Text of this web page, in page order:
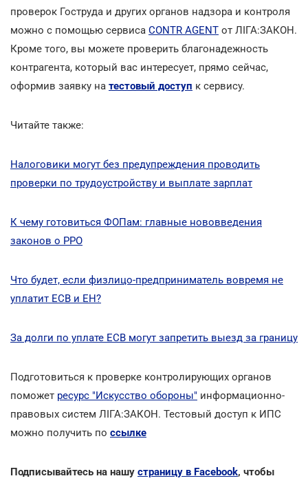
проверок Гоструда и других органов надзора и контроля
можно с помощью сервиса CONTR AGENT от ЛІГА:ЗАКОН.
Кроме того, вы можете проверить благонадежность
контрагента, который вас интересует, прямо сейчас,
оформив заявку на тестовый доступ к сервису.
Читайте также:
Налоговики могут без предупреждения проводить
проверки по трудоустройству и выплате зарплат
К чему готовиться ФОПам: главные нововведения
законов о РРО
Что будет, если физлицо-предприниматель вовремя не
уплатит ЕСВ и ЕН?
За долги по уплате ЕСВ могут запретить выезд за границу
Подготовиться к проверке контролирующих органов
поможет ресурс "Искусство обороны" информационно-
правовых систем ЛІГА:ЗАКОН. Тестовый доступ к ИПС
можно получить по ссылке
Подписывайтесь на нашу страницу в Facebook, чтобы